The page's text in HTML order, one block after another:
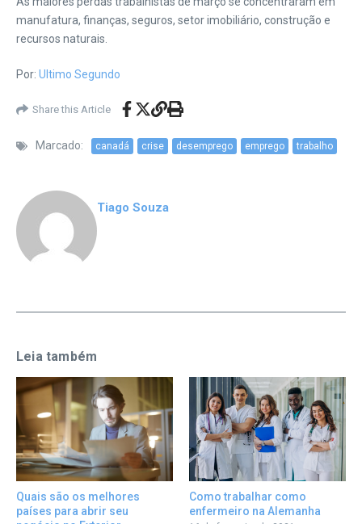
manufatura, finanças, seguros, setor imobiliário, construção e
recursos naturais.
Por: Ultimo Segundo
Share this Article
Marcado: canadá crise desemprego emprego trabalho
Tiago Souza
Leia também
Quais são os melhores
países para abrir seu
Como trabalhar como
enfermeiro na Alemanha